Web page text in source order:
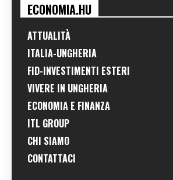
ECONOMIA.HU
ATTUALITÀ
ITALIA-UNGHERIA
FID-INVESTIMENTI ESTERI
VIVERE IN UNGHERIA
ECONOMIA E FINANZA
ITL GROUP
CHI SIAMO
CONTATTACI